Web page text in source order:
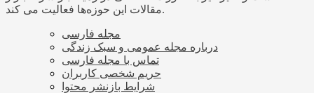
مقالات این حوزه‌ها فعالیت می کند.
مجله فارسی
درباره مجله عمومی و سبک زندگی
تماس با مجله فارسی
حریم شخصی کاربران
شرایط بازنشر محتوا